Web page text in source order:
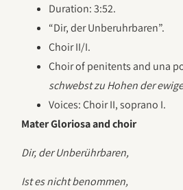
Duration: 3:52.
“Dir, der Unberuhrbaren”.
Choir II/I.
Choir of penitents and una
schwebst zu Hohen der
Voices: Choir II, soprano I.
Mater Gloriosa and choir
Dir, der Unberührbaren,
Ist es nicht benommen,